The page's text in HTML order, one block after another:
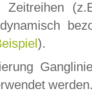
Zeitreihen
).